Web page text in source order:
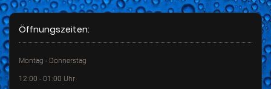
Öffnungszeiten:
Montag - Donnerstag
12:00 - 01:00 Uhr